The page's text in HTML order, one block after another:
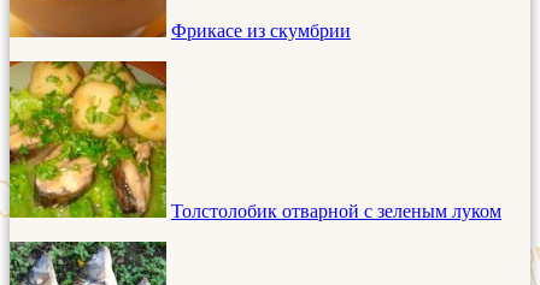
Фрикасе из скумбрии
Толстолобик отварной с зеленым луком